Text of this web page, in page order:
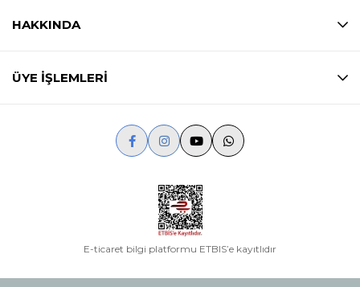
HAKKINDA
ÜYE İŞLEMLERİ
E-ticaret bilgi platformu ETBIS’e kayıtlıdır